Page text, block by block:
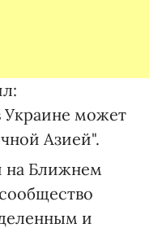
Украине может
Азией".
на Ближнем
и